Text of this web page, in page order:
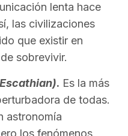
lenta hace
las civilizaciones
que existir en
sobrevivir.
Escathian). Es la más
de todas.
astronomía
los fenómenos